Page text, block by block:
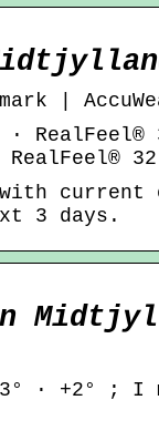
|
RealFeel®
current
3 days.
· +2° ; I